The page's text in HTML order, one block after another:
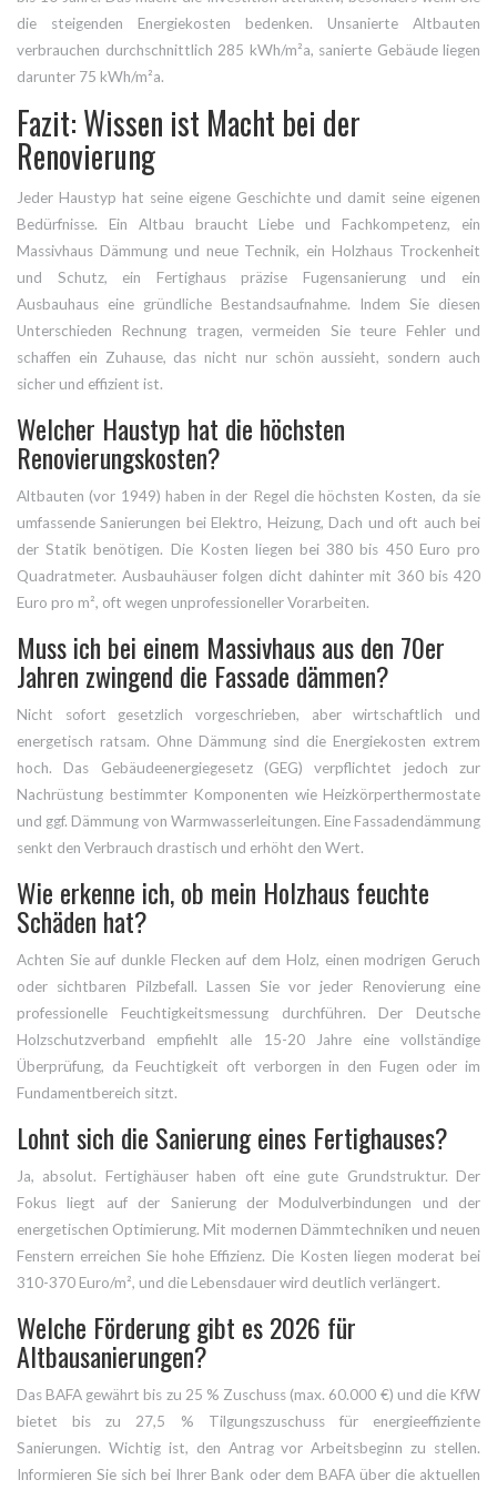
die steigenden Energiekosten bedenken. Unsanierte Altbauten
verbrauchen durchschnittlich 285 kWh/m²a, sanierte Gebäude liegen
darunter 75 kWh/m²a.
Fazit: Wissen ist Macht bei der
Renovierung
Jeder Haustyp hat seine eigene Geschichte und damit seine eigenen
Bedürfnisse. Ein Altbau braucht Liebe und Fachkompetenz, ein
Massivhaus Dämmung und neue Technik, ein Holzhaus Trockenheit
und Schutz, ein Fertighaus präzise Fugensanierung und ein
Ausbauhaus eine gründliche Bestandsaufnahme. Indem Sie diesen
Unterschieden Rechnung tragen, vermeiden Sie teure Fehler und
schaffen ein Zuhause, das nicht nur schön aussieht, sondern auch
sicher und effizient ist.
Welcher Haustyp hat die höchsten
Renovierungskosten?
Altbauten (vor 1949) haben in der Regel die höchsten Kosten, da sie
umfassende Sanierungen bei Elektro, Heizung, Dach und oft auch bei
der Statik benötigen. Die Kosten liegen bei 380 bis 450 Euro pro
Quadratmeter. Ausbauhäuser folgen dicht dahinter mit 360 bis 420
Euro pro m², oft wegen unprofessioneller Vorarbeiten.
Muss ich bei einem Massivhaus aus den 70er
Jahren zwingend die Fassade dämmen?
Nicht sofort gesetzlich vorgeschrieben, aber wirtschaftlich und
energetisch ratsam. Ohne Dämmung sind die Energiekosten extrem
hoch. Das Gebäudeenergiegesetz (GEG) verpflichtet jedoch zur
Nachrüstung bestimmter Komponenten wie Heizkörperthermostate
und ggf. Dämmung von Warmwasserleitungen. Eine Fassadendämmung
senkt den Verbrauch drastisch und erhöht den Wert.
Wie erkenne ich, ob mein Holzhaus feuchte
Schäden hat?
Achten Sie auf dunkle Flecken auf dem Holz, einen modrigen Geruch
oder sichtbaren Pilzbefall. Lassen Sie vor jeder Renovierung eine
professionelle Feuchtigkeitsmessung durchführen. Der Deutsche
Holzschutzverband empfiehlt alle 15-20 Jahre eine vollständige
Überprüfung, da Feuchtigkeit oft verborgen in den Fugen oder im
Fundamentbereich sitzt.
Lohnt sich die Sanierung eines Fertighauses?
Ja, absolut. Fertighäuser haben oft eine gute Grundstruktur. Der
Fokus liegt auf der Sanierung der Modulverbindungen und der
energetischen Optimierung. Mit modernen Dämmtechniken und neuen
Fenstern erreichen Sie hohe Effizienz. Die Kosten liegen moderat bei
310-370 Euro/m², und die Lebensdauer wird deutlich verlängert.
Welche Förderung gibt es 2026 für
Altbausanierungen?
Das BAFA gewährt bis zu 25 % Zuschuss (max. 60.000 €) und die KfW
bietet bis zu 27,5 % Tilgungszuschuss für energieeffiziente
Sanierungen. Wichtig ist, den Antrag vor Arbeitsbeginn zu stellen.
Informieren Sie sich bei Ihrer Bank oder dem BAFA über die aktuellen